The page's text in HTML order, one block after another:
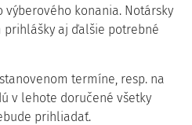
konania. Notársky
aj ďalšie potrebné
termíne, resp. na
v lehote doručené všetky
prihliadať.